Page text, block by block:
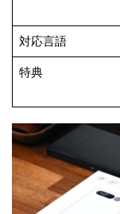
対応言語
特典